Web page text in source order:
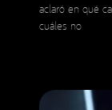
aclaró en qué
cuáles no